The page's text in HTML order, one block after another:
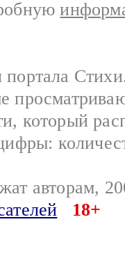
который
авторам,
18+